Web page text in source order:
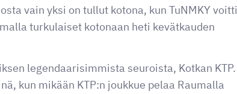
vain yksi on tullut kotona, kun TuNMKY voitti
turkulaiset kotonaan heti kevätkauden
legendaarisimmista seuroista, Kotkan KTP.
kun mikään KTP:n joukkue pelaa Raumalla